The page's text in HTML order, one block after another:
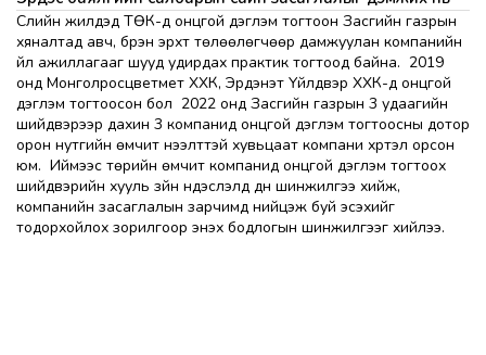
Сүүлийн жилүүдэд ТӨК-д онцгой дэглэм тогтоон Засгийн газрын
хяналтад авч, бүрэн эрхт төлөөлөгчөөр дамжуулан компанийн
үйл ажиллагааг шууд удирдах практик тогтоод байна. 2019
онд Монголросцветмет ХХК, Эрдэнэт Үйлдвэр ХХК-д онцгой
дэглэм тогтоосон бол 2022 онд Засгийн газрын 3 удаагийн
шийдвэрээр дахин 3 компанид онцгой дэглэм тогтоосны дотор
орон нутгийн өмчит нээлттэй хувьцаат компани хүртэл орсон
юм. Иймээс төрийн өмчит компанид онцгой дэглэм тогтоох
шийдвэрийн хууль зүйн үндэслэлд дүн шинжилгээ хийж,
компанийн засаглалын зарчимд нийцэж буй эсэхийг
тодорхойлох зорилгоор энэхүү бодлогын шинжилгээг хийлээ.